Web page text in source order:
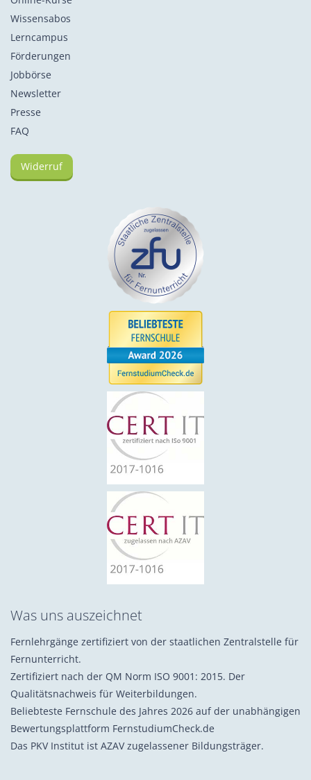
Wissensabos
Lerncampus
Förderungen
Jobbörse
Newsletter
Presse
FAQ
Widerruf
Was uns auszeichnet
Fernlehrgänge zertifiziert von der staatlichen Zentralstelle für
Fernunterricht.
Zertifiziert nach der QM Norm ISO 9001: 2015. Der
Qualitätsnachweis für Weiterbildungen.
Beliebteste Fernschule des Jahres 2026 auf der unabhängigen
Bewertungsplattform FernstudiumCheck.de
Das PKV Institut ist AZAV zugelassener Bildungsträger.